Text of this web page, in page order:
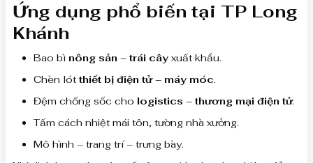
Ứng dụng phổ biến tại TP Long
Khánh
Bao bì nông sản – trái cây xuất khẩu.
Chèn lót thiết bị điện tử – máy móc.
Đệm chống sốc cho logistics – thương mại điện tử.
Tấm cách nhiệt mái tôn, tường nhà xưởng.
Mô hình – trang trí – trưng bày.